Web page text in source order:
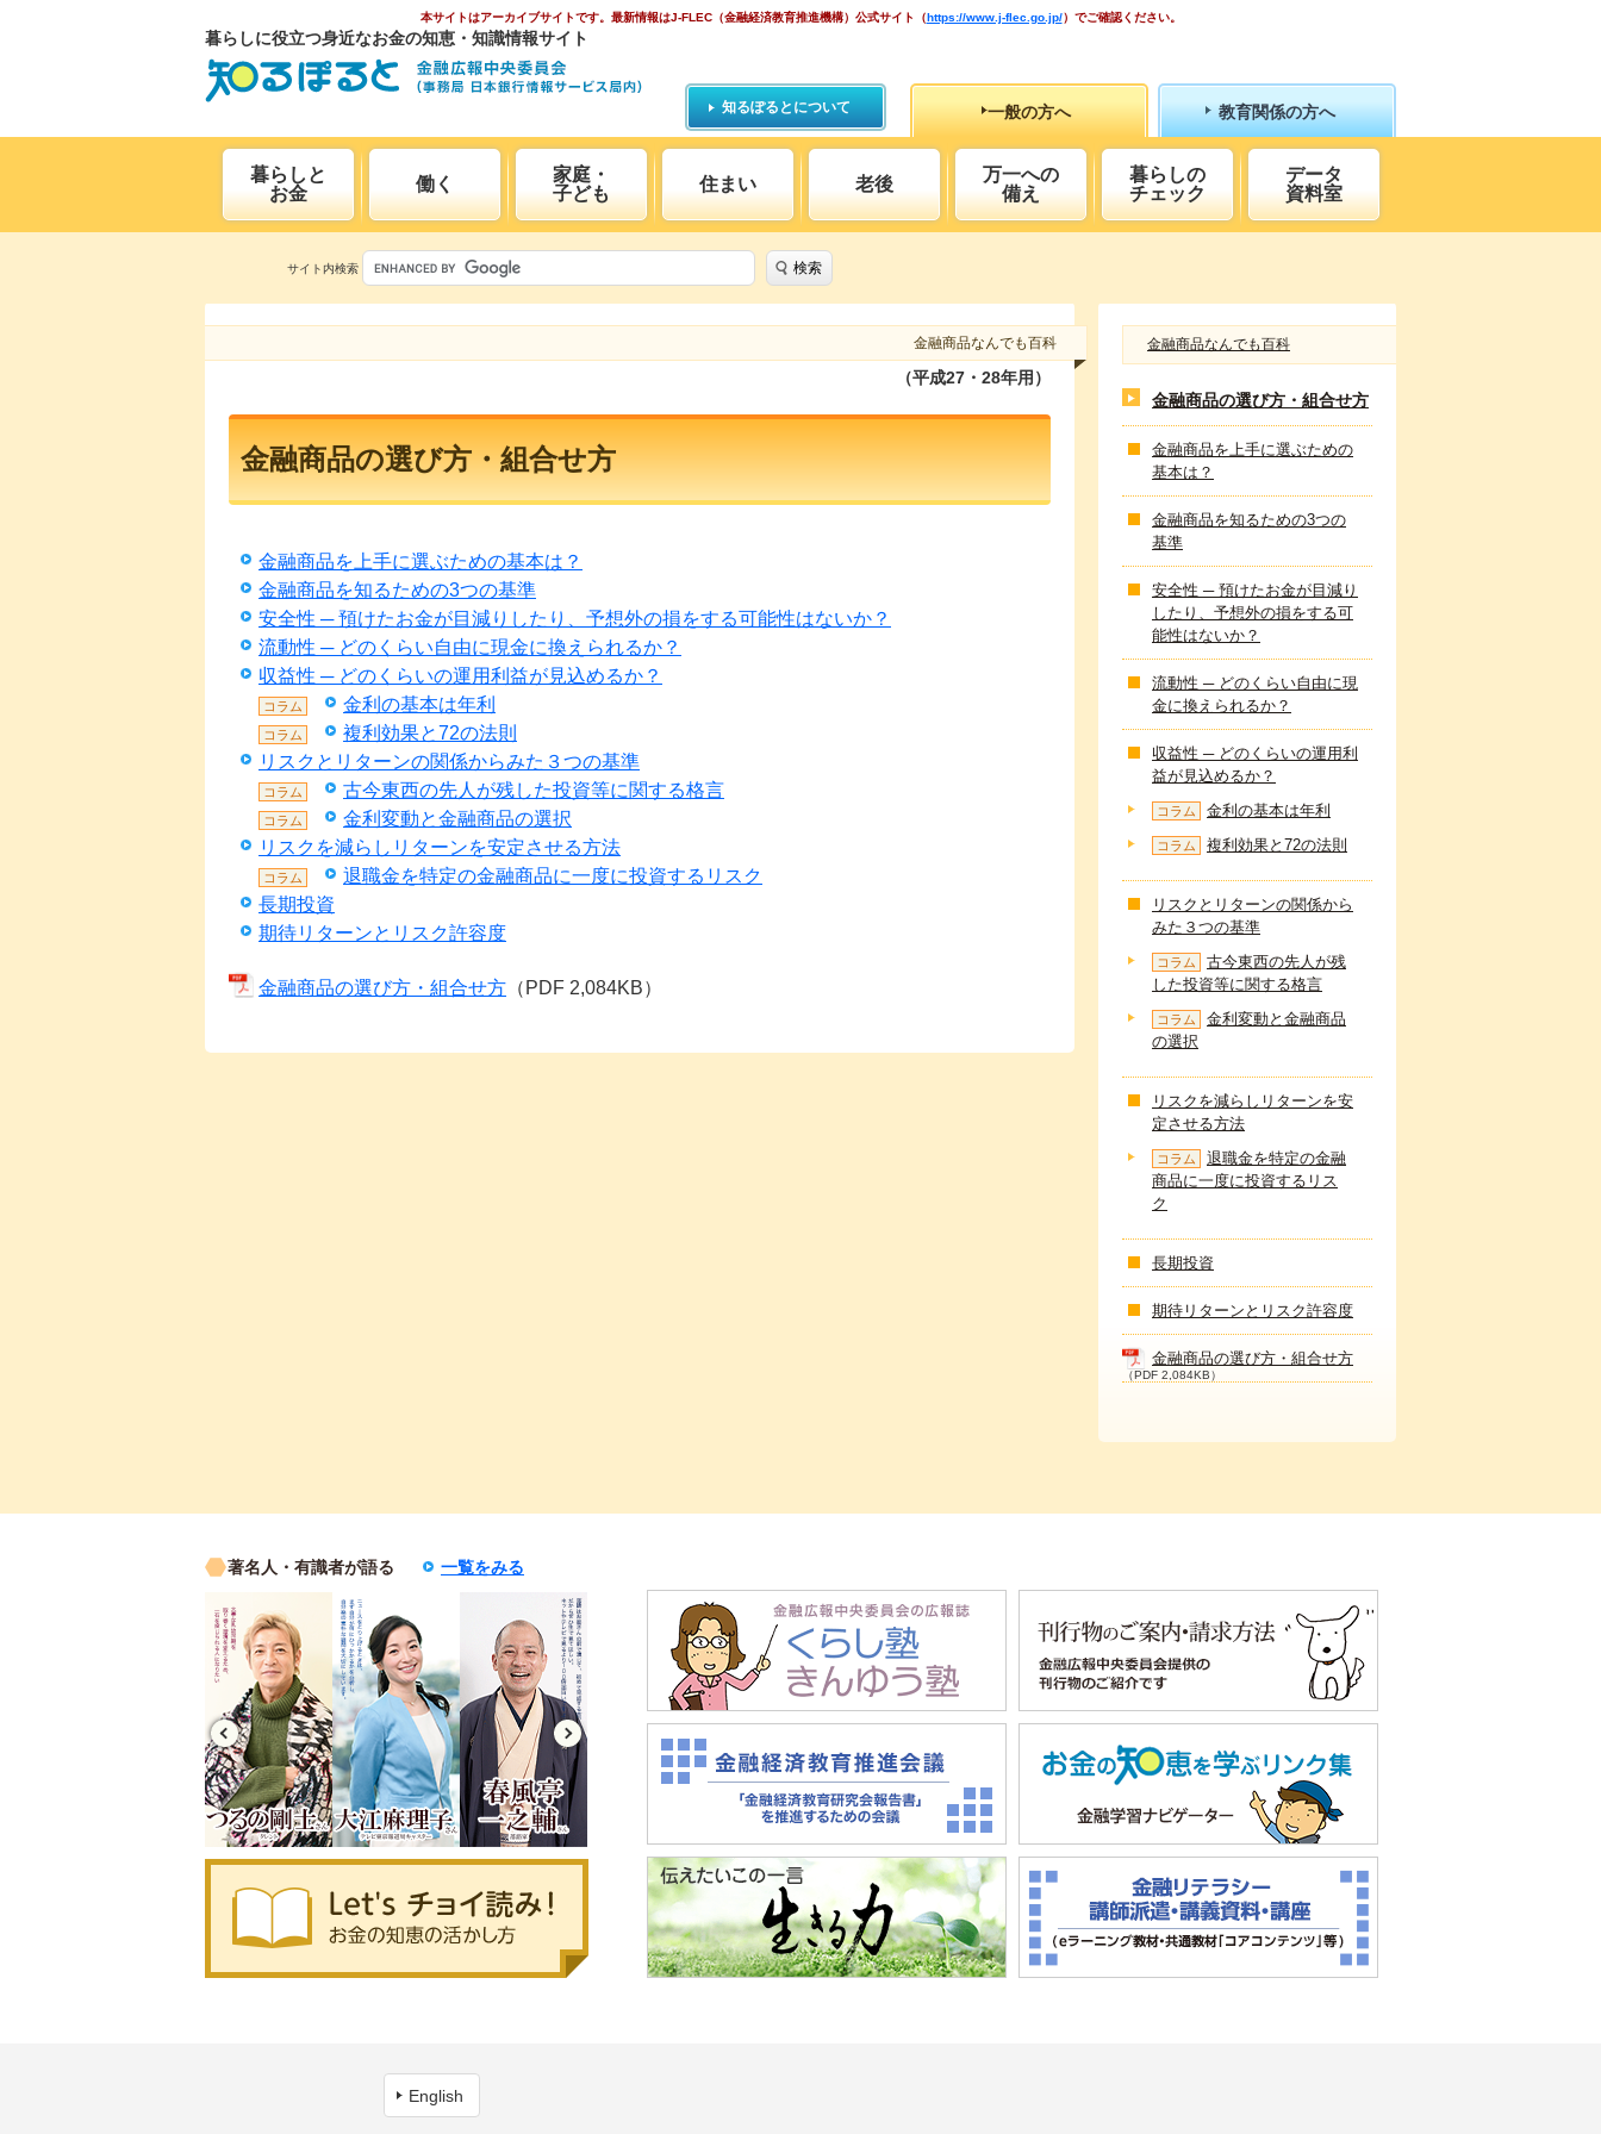
本サイトはアーカイブサイトです。 最新情報はJ-FLEC（金融経済教育推進機構）公式サイト （https://www.j-flec.go.jp/）でご確認ください。
暮らしに役立つ身近なお金の知恵・知識情報サイト
知るぽるとについて 一般の方へ 教育関係の方へ
暮らしと
お金
働く
家庭・
子ども
住まい 老後
万一への
備え
暮らしの
チェック
データ
資料室
サイト内検索 検索
金融商品なんでも百科
（平成27・28年用）
金融商品の選び方・組合せ方
金融商品を上手に選ぶための基本は？
金融商品を知るための3つの基準
安全性 ─ 預けたお金が目減りしたり、予想外の損をする可能性はないか？
流動性 ─ どのくらい自由に現金に換えられるか？
収益性 ─ どのくらいの運用利益が見込めるか？
コラム 金利の基本は年利
コラム
複利効果と72の法則
リスクとリターンの関係からみた３つの基準
コラム 古今東西の先人が残した投資等に関する格言
コラム
金利変動と金融商品の選択
リスクを減らしリターンを安定させる方法
コラム
退職金を特定の金融商品に一度に投資するリスク
長期投資
期待リターンとリスク許容度
金融商品の選び方・組合せ方 （PDF 2,084KB）
金融商品なんでも百科
金融商品の選び方・組合せ方
金融商品を上手に選ぶための
基本は？
金融商品を知るための3つの
基準
安全性 ─ 預けたお金が目減り
したり、予想外の損をする可
能性はないか？
流動性 ─ どのくらい自由に現
金に換えられるか？
収益性 ─ どのくらいの運用利
益が見込めるか？
コラム 金利の基本は年利
コラム 複利効果と72の法則
リスクとリターンの関係から
みた３つの基準
コラム
古今東西の先人が残
した投資等に関する格言
コラム
金利変動と金融商品
の選択
リスクを減らしリターンを安
定させる方法
コラム
退職金を特定の金融
商品に一度に投資するリス
ク
長期投資
期待リターンとリスク許容度
金融商品の選び方・組合せ方
（PDF 2,084KB）
著名人・有識者が語る 一覧をみる
English